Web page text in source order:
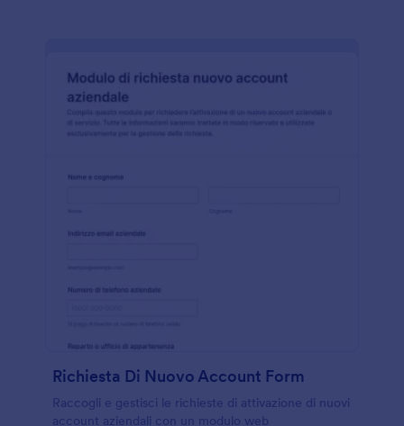
Richiesta Di Nuovo Account Form
Raccogli e gestisci le richieste di attivazione di nuovi
account aziendali con un modulo web